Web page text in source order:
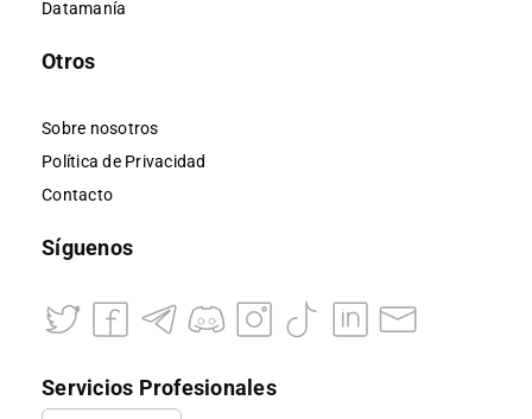
Datamanía
Otros
Sobre nosotros
Política de Privacidad
Contacto
Síguenos
Servicios Profesionales